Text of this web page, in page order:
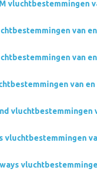
vluchtbestemmingen
van
van
van
vluchtbestemmingen
vluchtbestemmingen